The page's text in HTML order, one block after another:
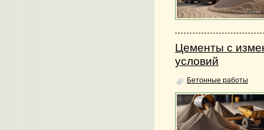
Цементы с
условий
Бетонные работы